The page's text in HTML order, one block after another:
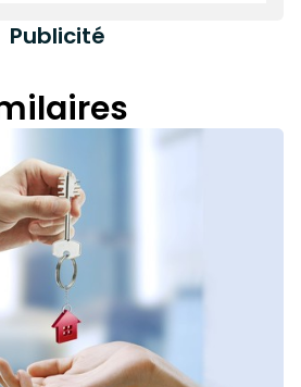
Publicité